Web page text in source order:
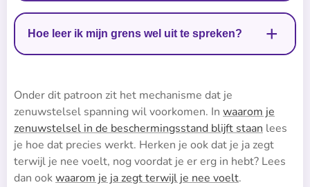
negatieve beoordeling en een lager zelfbeeld. Het
Hoe leer ik mijn grens wel uit te spreken?
situaties met een lage inzet, zodat je ervaart dat
spreken niet leidt tot de afwijzing waar je bang voor
bent.
Onder dit patroon zit het mechanisme dat je
zenuwstelsel spanning wil voorkomen. In waarom je
zenuwstelsel in de beschermingsstand blijft staan lees
je hoe dat precies werkt. Herken je ook dat je ja zegt
terwijl je nee voelt, nog voordat je er erg in hebt? Lees
dan ookwaarom je ja zegt terwijl je nee voelt.